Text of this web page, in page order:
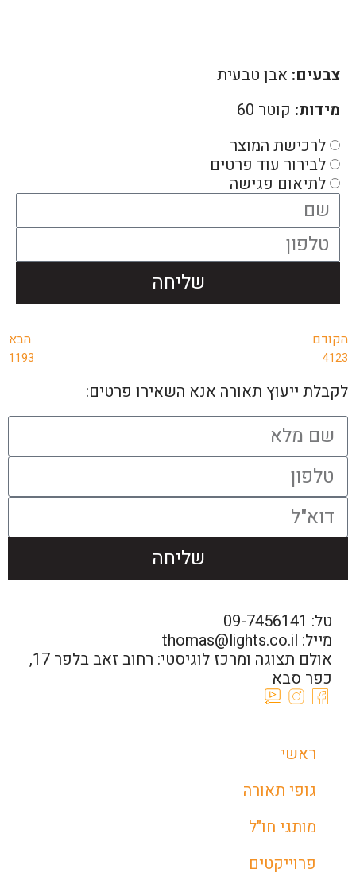
צבעים: אבן טבעית
מידות: קוטר 60
לרכישת המוצר
לבירור עוד פרטים
לתיאום פגישה
שליחה
הקודם
4123
הבא
1193
לקבלת ייעוץ תאורה אנא השאירו פרטים:
שליחה
טל: 09-7456141
מייל: thomas@lights.co.il‬
אולם תצוגה ומרכז לוגיסטי: רחוב זאב בלפר 17,
כפר סבא
ראשי
גופי תאורה
מותגי חו"ל
פרוייקטים